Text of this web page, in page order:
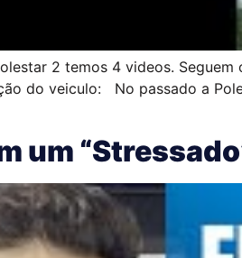
2 temos 4 videos.
do veiculo: No passado a
um